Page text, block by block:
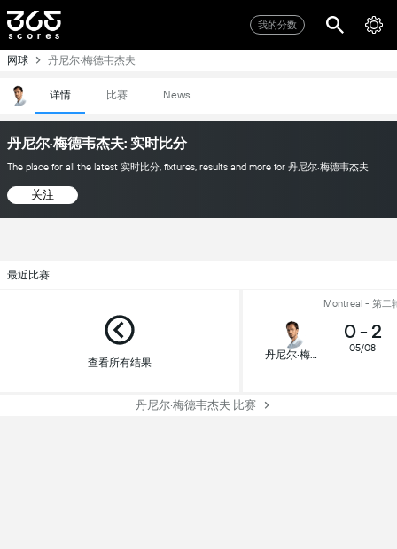
我的分数
网球 丹尼尔·梅德韦杰夫
详情 比赛 News
丹尼尔·梅德韦杰夫: 实时比分
The place for all the latest 实时比分, fixtures, results and more for 丹尼尔·梅德韦杰夫
关注
最近比赛
查看所有结果
Montreal - 第二
丹尼尔·梅德韦杰夫
0- 2
05/08
丹尼尔·梅德韦杰夫 比赛